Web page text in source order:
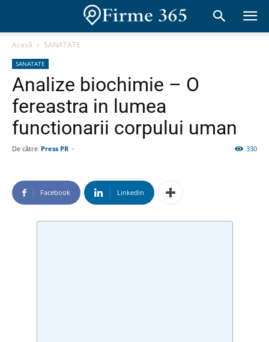
Acasă SANATATE
SANATATE
Analize biochimie – O
fereastra in lumea
functionarii corpului uman
De către Press PR - 330
Facebook Linkedin